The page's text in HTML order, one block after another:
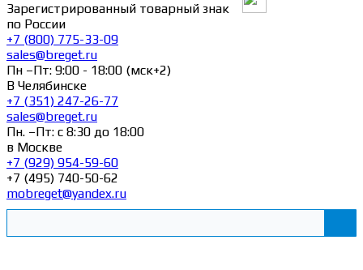
Зарегистрированный товарный знак
по России
+7 (800) 775-33-09
sales@breget.ru
Пн –Пт: 9:00 - 18:00 (мск+2)
В Челябинске
+7 (351) 247-26-77
sales@breget.ru
Пн. –Пт: с 8:30 до 18:00
в Москве
+7 (929) 954-59-60
+7 (495) 740-50-62
mobreget@yandex.ru